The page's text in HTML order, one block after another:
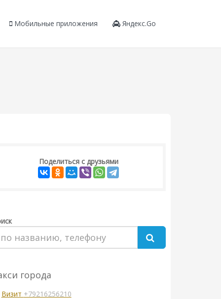
Мобильные приложения Яндекс.Go
Поделиться с друзьями
города
Визит +79216256210